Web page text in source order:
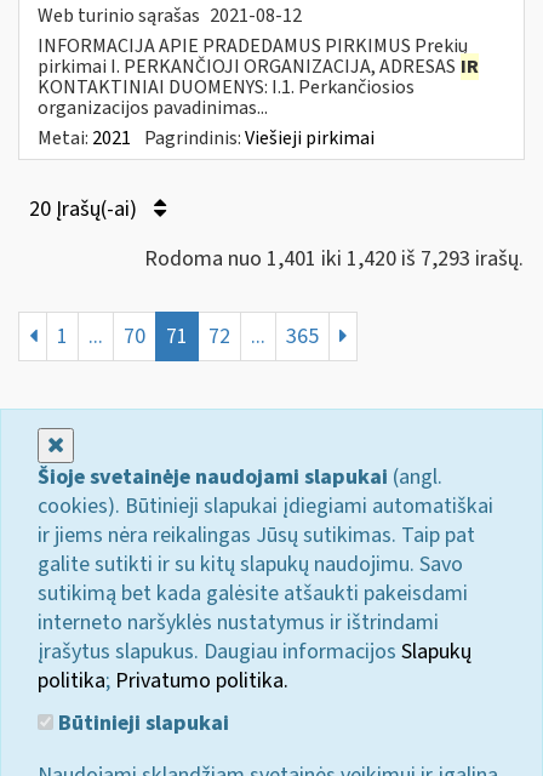
Web turinio sąrašas 2021-08-12
INFORMACIJA APIE PRADEDAMUS PIRKIMUS Prekių
pirkimai I. PERKANČIOJI ORGANIZACIJA, ADRESAS IR
KONTAKTINIAI DUOMENYS: I.1. Perkančiosios
organizacijos pavadinimas...
Metai: 2021 Pagrindinis:Viešieji pirkimai
20 Įrašų(-ai)
Rodoma nuo 1,401 iki 1,420 iš 7,293 irašų.
1 ... 70 71 72 ... 365
Šioje svetainėje naudojami slapukai (angl.
cookies). Būtinieji slapukai įdiegiami automatiškai
ir jiems nėra reikalingas Jūsų sutikimas. Taip pat
galite sutikti ir su kitų slapukų naudojimu. Savo
sutikimą bet kada galėsite atšaukti pakeisdami
interneto naršyklės nustatymus ir ištrindami
įrašytus slapukus. Daugiau informacijos Slapukų
politika; Privatumo politika.
Būtinieji slapukai